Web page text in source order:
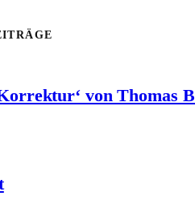
von Thomas